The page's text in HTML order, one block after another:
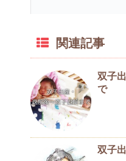
関連記事
双子
で
双子